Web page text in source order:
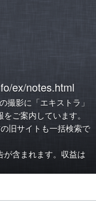
ex/notes.html
撮影に「エキストラ」
ご案内しています。
旧サイトも一括検索で
が含まれます。収益は